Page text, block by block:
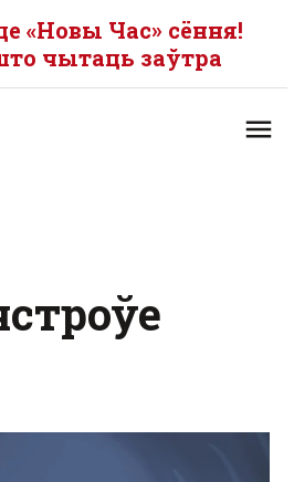
«Новы Час» сёння!
чытаць заўтра